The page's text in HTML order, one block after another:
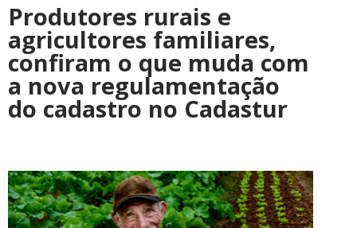
Produtores rurais e
agricultores familiares,
confiram o que muda com
a nova regulamentação
do cadastro no Cadastur